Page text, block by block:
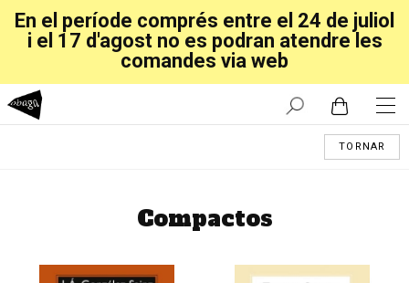
En el període comprés entre el 24 de juliol
i el 17 d'agost no es podran atendre les
comandes via web
TORNAR
Compactos